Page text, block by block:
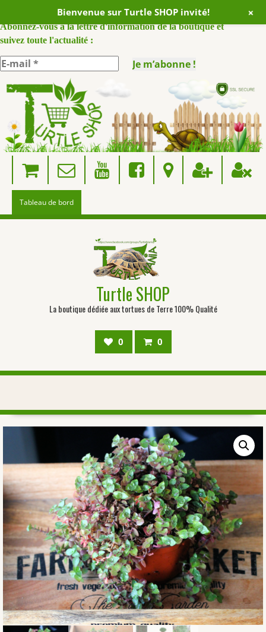
ABONNEZ VOUS A NOTRE NEWSLETTER :
Abonnez-vous à la lettre d'information de la boutique et
suivez toute l'actualité :
Skip
to
content
Tableau de bord
Turtle SHOP
La boutique dédiée aux tortues de Terre 100% Qualité
0 0
Bienvenue sur Turtle SHOP invité! +